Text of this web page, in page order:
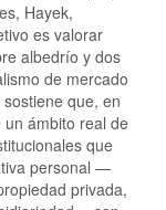
Hayek,
es valorar
albedrío y dos
de mercado
que, en
ámbito real de
que
personal —
privada,